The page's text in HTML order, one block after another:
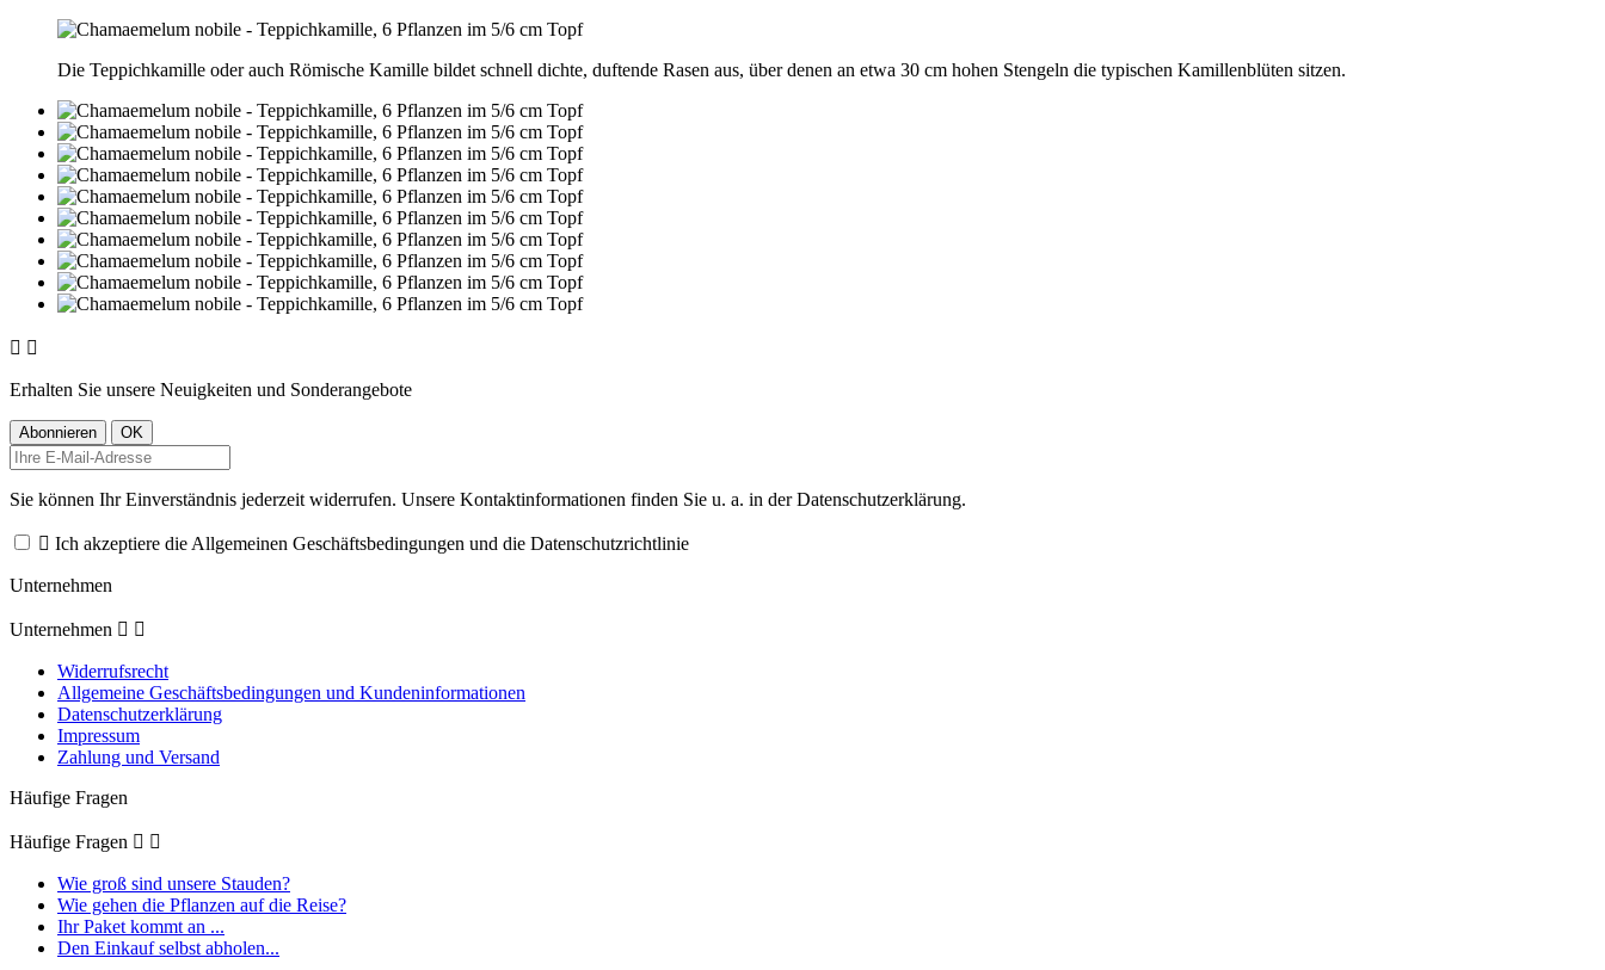
Die Teppichkamille oder auch Römische Kamille bildet schnell dichte, duftende Rasen aus, über denen an etwa 30 cm hohen Stengeln die typischen Kamillenblüten sitzen.
 
Erhalten Sie unsere Neuigkeiten und Sonderangebote
Sie können Ihr Einverständnis jederzeit widerrufen. Unsere Kontaktinformationen finden Sie u. a. in der Datenschutzerklärung.
 Ich akzeptiere die Allgemeinen Geschäftsbedingungen und die Datenschutzrichtlinie
Unternehmen
Unternehmen  
Widerrufsrecht
Allgemeine Geschäftsbedingungen und Kundeninformationen
Datenschutzerklärung
Impressum
Zahlung und Versand
Häufige Fragen
Häufige Fragen  
Wie groß sind unsere Stauden?
Wie gehen die Pflanzen auf die Reise?
Ihr Paket kommt an ...
Den Einkauf selbst abholen...